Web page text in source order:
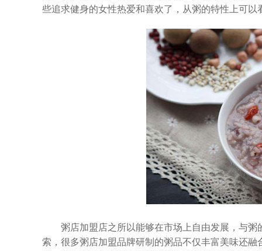
些追求健身的女性热爱和喜欢了，从粥的特性上可以
粥店加盟店之所以能够在市场上自由发展，与粥
索，很多粥店加盟品牌研制的粥品不仅丰富美味还